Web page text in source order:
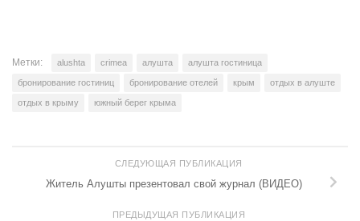
Метки: alushta crimea алушта алушта гостиница
бронирование гостиниц бронирование отелей крым отдых в алуште
отдых в крыму южный берег крыма
СЛЕДУЮЩАЯ ПУБЛИКАЦИЯ
Житель Алушты презентовал свой журнал (ВИДЕО)
ПРЕДЫДУЩАЯ ПУБЛИКАЦИЯ